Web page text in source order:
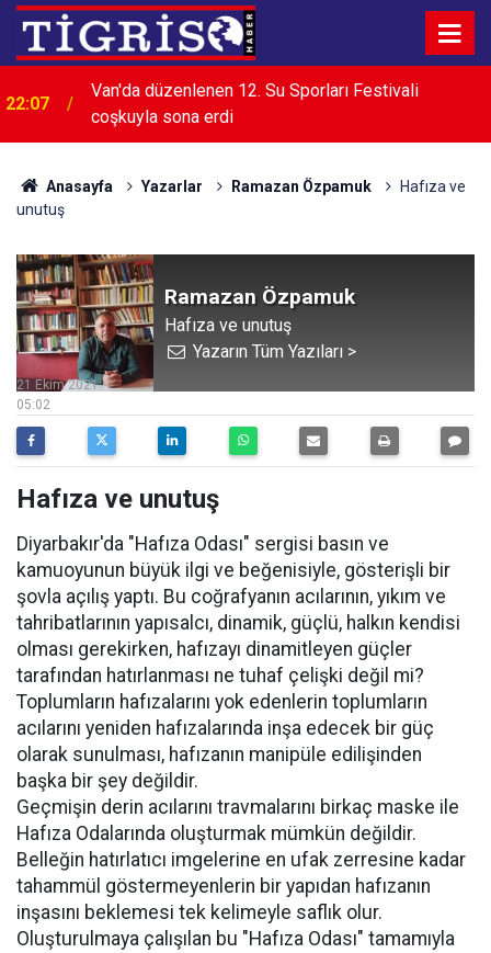
22:07
Van'da düzenlenen 12. Su Sporları Festivali
coşkuyla sona erdi
Anasayfa Yazarlar Ramazan Özpamuk
Hafıza ve
unutuş
Ramazan Özpamuk
Hafıza ve unutuş
Yazarın Tüm Yazıları >
05:02
21 Ekim 2021
Hafıza ve unutuş
Diyarbakır'da "Hafıza Odası" sergisi basın ve
kamuoyunun büyük ilgi ve beğenisiyle, gösterişli bir
şovla açılış yaptı. Bu coğrafyanın acılarının, yıkım ve
tahribatlarının yapısalcı, dinamik, güçlü, halkın kendisi
olması gerekirken, hafızayı dinamitleyen güçler
tarafından hatırlanması ne tuhaf çelişki değil mi?
Toplumların hafızalarını yok edenlerin toplumların
acılarını yeniden hafızalarında inşa edecek bir güç
olarak sunulması, hafızanın manipüle edilişinden
başka bir şey değildir.
Geçmişin derin acılarını travmalarını birkaç maske ile
Hafıza Odalarında oluşturmak mümkün değildir.
Belleğin hatırlatıcı imgelerine en ufak zerresine kadar
tahammül göstermeyenlerin bir yapıdan hafızanın
inşasını beklemesi tek kelimeyle saflık olur.
Oluşturulmaya çalışılan bu "Hafıza Odası" tamamıyla